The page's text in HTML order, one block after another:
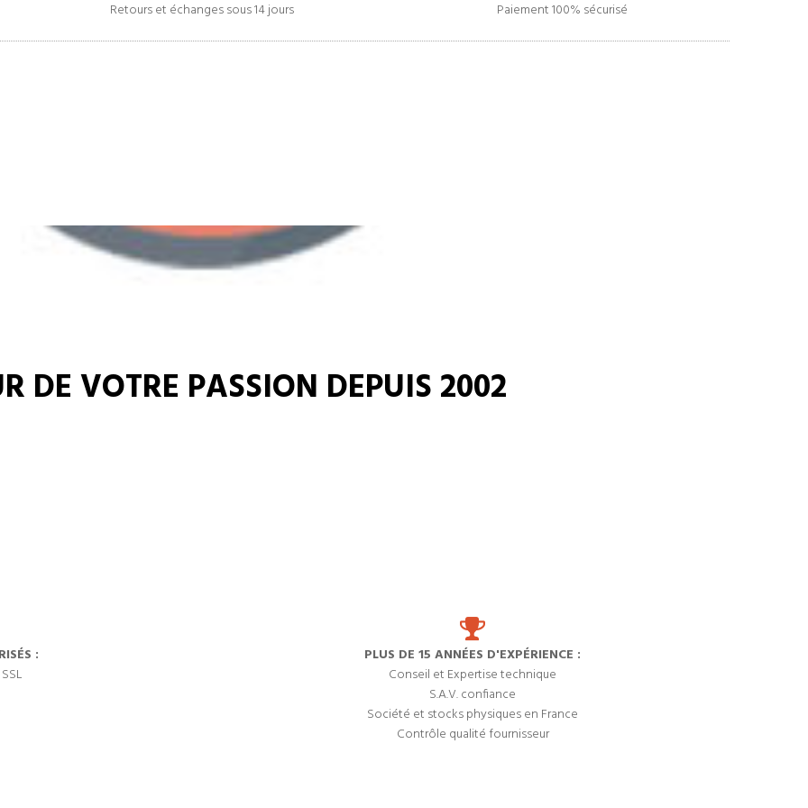
Retours et échanges sous 14 jours Paiement 100% sécurisé
DE VOTRE PASSION DEPUIS 2002
:
PLUS DE 15 ANNÉES D'EXPÉRIENCE :
Conseil et Expertise technique
S.A.V. confiance
Société et stocks physiques en France
Contrôle qualité fournisseur